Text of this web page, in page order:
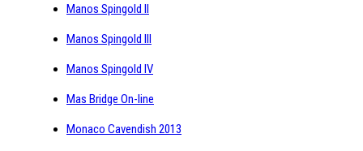
Manos Spingold II
Manos Spingold III
Manos Spingold IV
Mas Bridge On-line
Monaco Cavendish 2013